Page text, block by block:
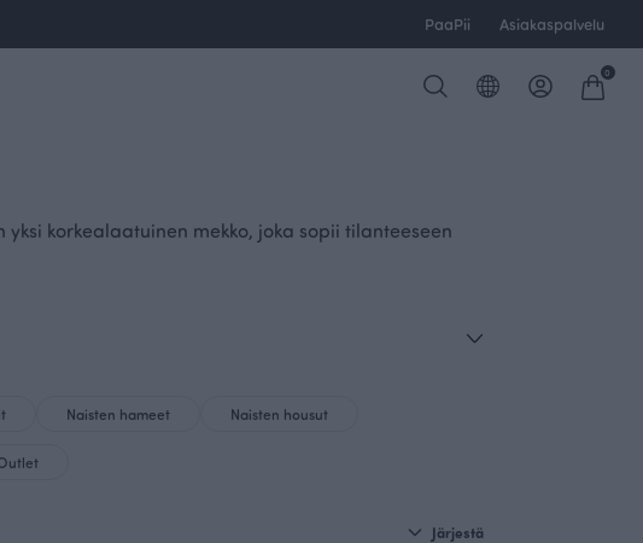
PaaPii Asiakaspalvelu
0
korkealaatuinen mekko, joka sopii tilanteeseen
Naisten hameet Naisten housut
Järjestä